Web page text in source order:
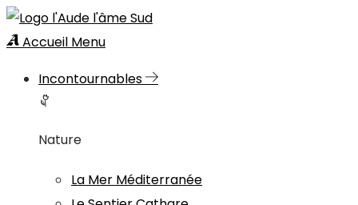
Accueil Menu
Incontournables
Nature
La Mer Méditerranée